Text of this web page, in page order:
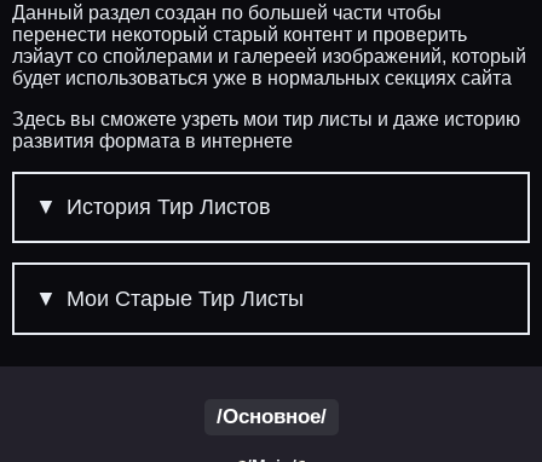
/Основное/
Данный раздел создан по большей части чтобы
перенести некоторый старый контент и проверить
лэйаут со спойлерами и галереей изображений, который
будет использоваться уже в нормальных секциях сайта
Здесь вы сможете узреть мои тир листы и даже историю
развития формата в интернете
История Тир Листов
Мои Старые Тир Листы